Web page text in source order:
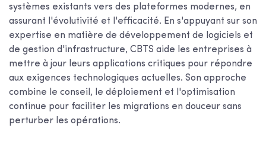
systèmes existants vers des plateformes modernes, en
assurant l'évolutivité et l'efficacité. En s'appuyant sur son
expertise en matière de développement de logiciels et
de gestion d'infrastructure, CBTS aide les entreprises à
mettre à jour leurs applications critiques pour répondre
aux exigences technologiques actuelles. Son approche
combine le conseil, le déploiement et l'optimisation
continue pour faciliter les migrations en douceur sans
perturber les opérations.